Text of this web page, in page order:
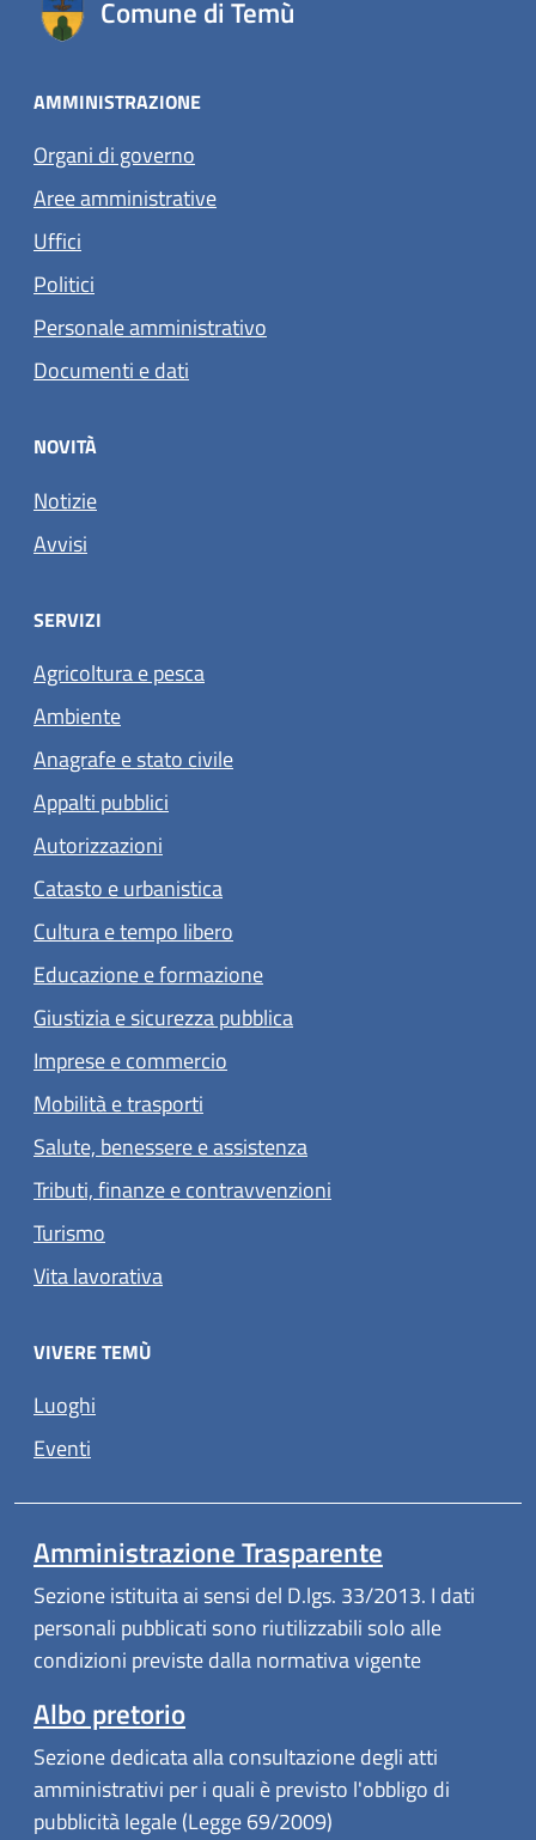
Comune di Temù
AMMINISTRAZIONE
Organi di governo
Aree amministrative
Uffici
Politici
Personale amministrativo
Documenti e dati
NOVITÀ
Notizie
Avvisi
SERVIZI
Agricoltura e pesca
Ambiente
Anagrafe e stato civile
Appalti pubblici
Autorizzazioni
Catasto e urbanistica
Cultura e tempo libero
Educazione e formazione
Giustizia e sicurezza pubblica
Imprese e commercio
Mobilità e trasporti
Salute, benessere e assistenza
Tributi, finanze e contravvenzioni
Turismo
Vita lavorativa
VIVERE TEMÙ
Luoghi
Eventi
Amministrazione Trasparente
Sezione istituita ai sensi del D.lgs. 33/2013. I dati
personali pubblicati sono riutilizzabili solo alle
condizioni previste dalla normativa vigente
Albo pretorio
Sezione dedicata alla consultazione degli atti
amministrativi per i quali è previsto l'obbligo di
pubblicità legale (Legge 69/2009)